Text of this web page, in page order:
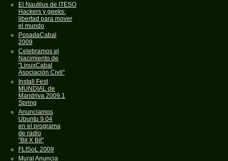
El Nautilus de ITESO
Hackers y geeks:
libertad para mover
el mundo
PosadaCabal
2009
Celebramos el
Nacimiento de
"LinuxCabal
Asociación Civil"
Install Fest
MUNDIAL de
Mandriva 2009.1
Spring
Anunciamos
Ubuntu 9.04
en el programa
de radio
"Bit X Bit"
FLISoL 2009
Mural Anuncia